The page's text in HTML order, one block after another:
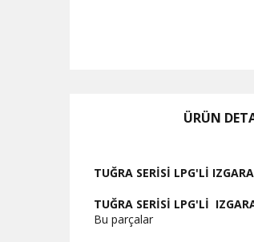
ÜRÜN
TUĞRA SERİSİ LPG'Lİ
TUĞRA SERİSİ LPG'Lİ
Bu parçalar